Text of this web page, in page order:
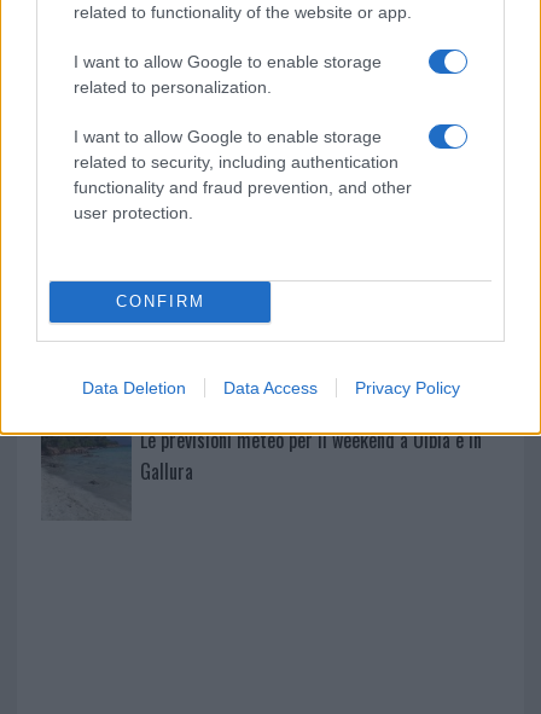
related to functionality of the website or app.
I want to allow Google to enable storage
related to personalization.
I want to allow Google to enable storage
related to security, including authentication
functionality and fraud prevention, and other
user protection.
CONFIRM
Data Deletion Data Access Privacy Policy
Giorgia Meloni a La Maddalena, la vicesindaco:
“Orgoglio e discrezione per visita privata̶…
Incendio nella notte a Olbia, a fuoco due furgoni
Ristorante distrutto dalle fiamme a La
Le previsioni meteo per il weekend a Olbia e in
Gallura